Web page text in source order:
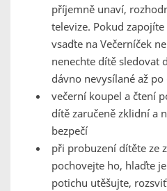
příjemně unaví,
televize. Pokud
vsaďte na Večerníček
nenechte dítě sledovat
dávno nevysílané až po
večerní koupel a čtení
dítě zaručeně zklidní a
bezpečí
při probuzení dítěte ze
pochovejte ho, hlaďte
potichu utěšujte,